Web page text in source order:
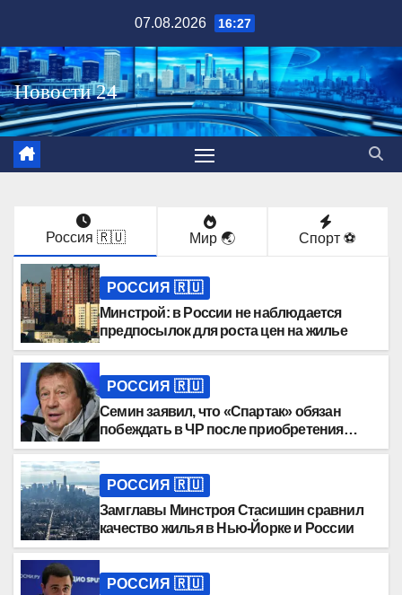
содержимому
07.08.2026 16:27
Россия 🇷🇺 Мир 🌏 Спорт ⚽️
РОССИЯ 🇷🇺
Минстрой: в России не наблюдается
предпосылок для роста цен на жилье
РОССИЯ 🇷🇺
Семин заявил, что «Спартак» обязан
побеждать в ЧР после приобретения
Даку
РОССИЯ 🇷🇺
Замглавы Минстроя Стасишин сравнил
качество жилья в Нью-Йорке и России
РОССИЯ 🇷🇺